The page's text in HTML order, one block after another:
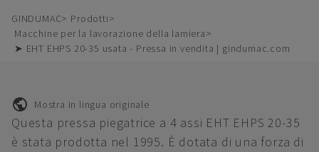
GINDUMAC
Prodotti
Macchine per la lavorazione della lamiera
➤ EHT EHPS 20-35 usata - Pressa in vendita | gindumac.com
Mostra in lingua originale
Questa pressa piegatrice a 4 assi EHT EHPS 20-35
è stata prodotta nel 1995. È dotata di una forza di